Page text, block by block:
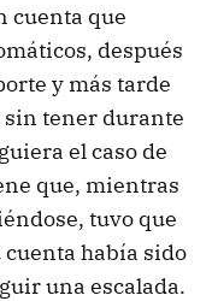
cuenta que
después
y más tarde
sin tener durante
el caso de
que, mientras
tuvo que
había sido
una escalada.